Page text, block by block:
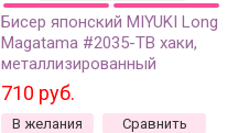
Бисер японский MIYUKI Long
Magatama #2035-TB хаки,
металлизированный
матовый ирис, 1 туба (около
8 грамм)
710 руб.
В желания Сравнить